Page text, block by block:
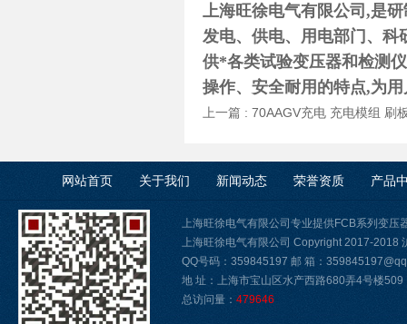
上海旺徐电气有限公司,是
发电、供电、用电部门、科
供*各类试验变压器和检测
操作、安全耐用的特点,为
上一篇 : 70AAGV充电 充电模组 刷
网站首页 关于我们 新闻动态 荣誉资质 产品
上海旺徐电气有限公司专业提供FCB系列变
上海旺徐电气有限公司 Copyright 2017-2018
QQ号码：359845197 邮 箱：
地 址：上海市宝山区水产西路680弄4号楼509
总访问量： 479646